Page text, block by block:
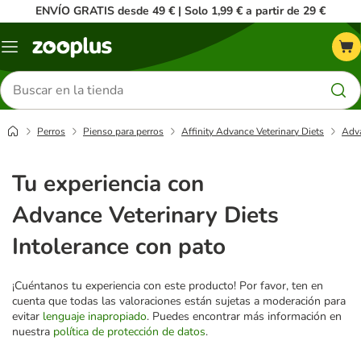
ENVÍO GRATIS desde 49 € | Solo 1,99 € a partir de 29 €
Menú
Buscar
productos
Perros Pienso para perros Affinity Advance Veterinary Diets
Tu experiencia con
Advance Veterinary Diets
Intolerance con pato
¡Cuéntanos tu experiencia con este producto! Por favor, ten en
cuenta que todas las valoraciones están sujetas a moderación para
evitar lenguaje inapropiado. Puedes encontrar más información en
nuestra política de protección de datos.